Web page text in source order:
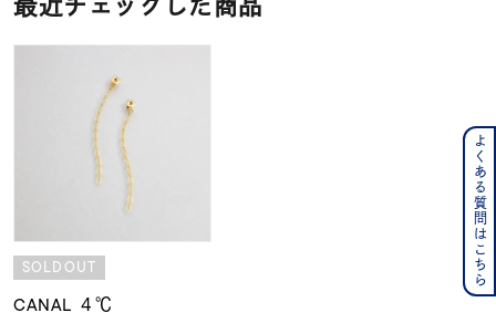
最近チェックした商品
SOLDOUT
CANAL ４℃
よくある質問はこちら